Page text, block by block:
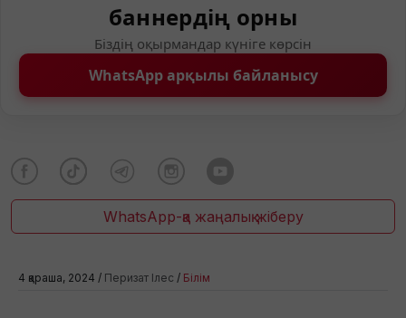
баннердің орны
Біздің оқырмандар күніге көрсін
WhatsApp арқылы байланысу
WhatsApp-қа жаңалық жіберу
4 қараша, 2024 / Перизат Ілес / Білім